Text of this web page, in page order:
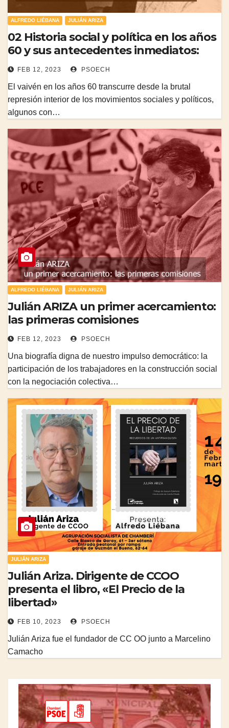
ALFREDO LIÉBANA JULIÁN ARIZA
02 Historia social y política en los años
60 y sus antecedentes inmediatos:
FEB 12, 2023 PSOECH
El vaivén en los años 60 transcurre desde la brutal
represión interior de los movimientos sociales y políticos,
algunos con…
ALFREDO LIÉBANA JULIÁN ARIZA
Julián ARIZA un primer acercamiento:
las primeras comisiones
FEB 12, 2023 PSOECH
Una biografía digna de nuestro impulso democrático: la
participación de los trabajadores en la construcción social
con la negociación colectiva…
JULIÁN ARIZA
Julián Ariza. Dirigente de CCOO
presenta el libro, «El Precio de la
libertad»
FEB 10, 2023 PSOECH
Julián Ariza fue el fundador de CC OO junto a Marcelino
Camacho